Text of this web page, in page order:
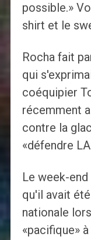
possible.»
shirt et le
Rocha fait
qui
coéquipier
récemment
contre la
«défendre
Le week-
qu'il avait
nationale
«pacifique»